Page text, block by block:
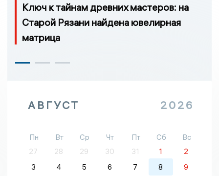
Ключ к тайнам древних мастеров: на
Старой Рязани найдена ювелирная
матрица
АВГУСТ 2026
Пн Вт Ср Чт Пт Сб
Вс
27
28 29 30 31 1
2
3
4 5 6 7 8
9